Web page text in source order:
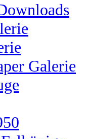
Galerie